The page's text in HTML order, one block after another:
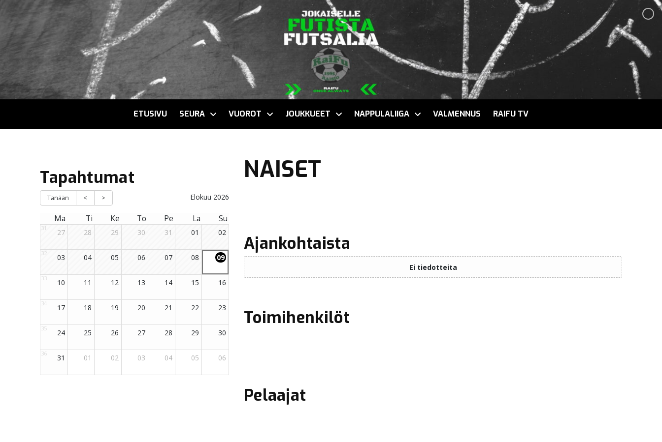
ETUSIVU SEURA VUOROT JOUKKUEET NAPPULALIIGA VALMENNUS RAIFU TV
Tapahtumat NAISET
Ajankohtaista
Toimihenkilöt
Pelaajat